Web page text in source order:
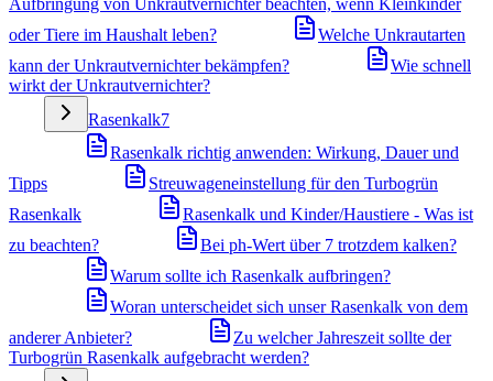
Aufbringung von Unkrautvernichter beachten, wenn Kleinkinder
oder Tiere im Haushalt leben?
Welche Unkrautarten
kann der Unkrautvernichter bekämpfen?
Wie schnell
wirkt der Unkrautvernichter?
Rasenkalk7
Rasenkalk richtig anwenden: Wirkung, Dauer und
Tipps
Streuwageneinstellung für den Turbogrün
Rasenkalk
Rasenkalk und Kinder/Haustiere - Was ist
zu beachten?
Bei ph-Wert über 7 trotzdem kalken?
Warum sollte ich Rasenkalk aufbringen?
Woran unterscheidet sich unser Rasenkalk von dem
anderer Anbieter?
Zu welcher Jahreszeit sollte der
Turbogrün Rasenkalk aufgebracht werden?